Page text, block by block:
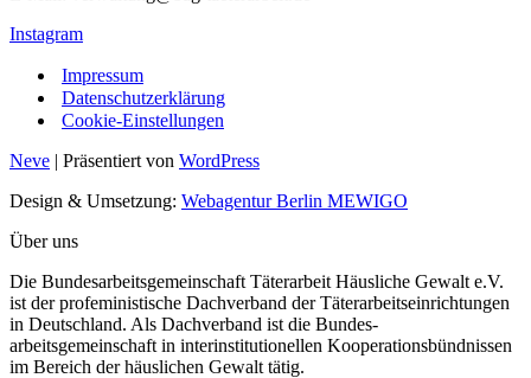
Instagram
Impressum
Datenschutzerklärung
Cookie-Einstellungen
Neve | Präsentiert von WordPress
Design & Umsetzung: Webagentur Berlin MEWIGO
Über uns
Die Bundesarbeitsgemeinschaft Täterarbeit Häusliche Gewalt e.V.
ist der profeministische Dachverband der Täterarbeitseinrichtungen
in Deutschland. Als Dachverband ist die Bundes-
arbeitsgemeinschaft in interinstitutionellen Kooperationsbündnissen
im Bereich der häuslichen Gewalt tätig.